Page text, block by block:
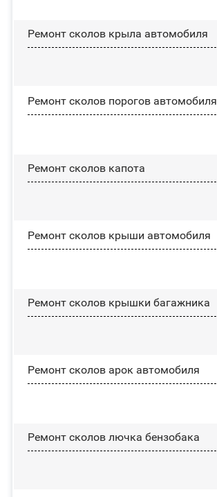
Ремонт сколов крыла автомобиля
Ремонт сколов порогов автомобиля
Ремонт сколов капота
Ремонт сколов крыши автомобиля
Ремонт сколов крышки багажника
Ремонт сколов арок автомобиля
Ремонт сколов лючка бензобака